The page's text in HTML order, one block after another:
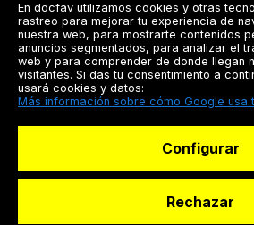
Registrarse
Docfav
En docfav utilizamos cookies y otras
rastreo para mejorar tu experiencia de
nuestra web, para mostrarte contenidos
anuncios segmentados, para analizar el
web y para comprender de donde llegan
visitantes. Si das tu consentimiento a
usará cookies y datos:
Más información sobre cómo Google usa
Configurar
Rechazar